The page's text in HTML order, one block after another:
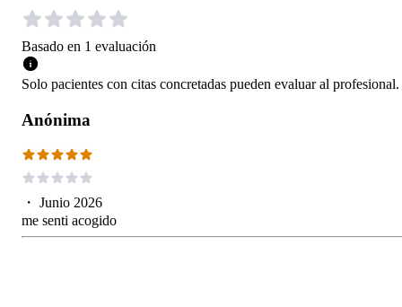
Basado en 1 evaluación
Solo pacientes con citas concretadas pueden evaluar al profesional.
Anónima
・ Junio 2026
me senti acogido